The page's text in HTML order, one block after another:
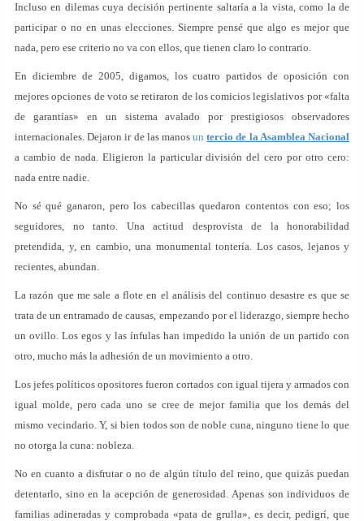
Incluso en dilemas cuya decisión pertinente saltaría a la vista, como la de
participar o no en unas elecciones. Siempre pensé que algo es mejor que
nada, pero ese criterio no va con ellos, que tienen claro lo contrario.
En diciembre de 2005, digamos, los cuatro partidos de oposición con
mejores opciones de voto se retiraron de los comicios legislativos por «falta
de garantías» en un sistema avalado por prestigiosos observadores
internacionales. Dejaron ir de las manosuntercio de la Asamblea Nacional
a cambio de nada. Eligieron la particular división del cero por otro cero:
nada entre nadie.
No sé qué ganaron, pero los cabecillas quedaron contentos con eso; los
seguidores, no tanto. Una actitud desprovista de la honorabilidad
pretendida, y, en cambio, una monumental tontería. Los casos, lejanos y
recientes, abundan.
La razón que me sale a flote en el análisis del continuo desastre es que se
trata de un entramado de causas, empezando por el liderazgo, siempre hecho
un ovillo. Los egos y las ínfulas han impedido la unión de un partido con
otro, mucho más la adhesión de un movimiento a otro.
Los jefes políticos opositores fueron cortados con igual tijera y armados con
igual molde, pero cada uno se cree de mejor familia que los demás del
mismo vecindario. Y, si bien todos son de noble cuna, ninguno tiene lo que
no otorga la cuna: nobleza.
No en cuanto a disfrutar o no de algún título del reino, que quizás puedan
detentarlo, sino en la acepción de generosidad. Apenas son individuos de
familias adineradas y comprobada «pata de grulla», es decir, pedigrí, que